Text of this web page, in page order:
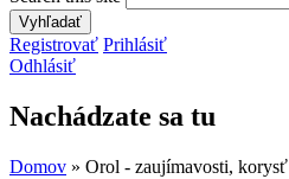
Registrovať Prihlásiť
Odhlásiť
Nachádzate sa tu
Domov » Orol - zaujímavosti, korysť